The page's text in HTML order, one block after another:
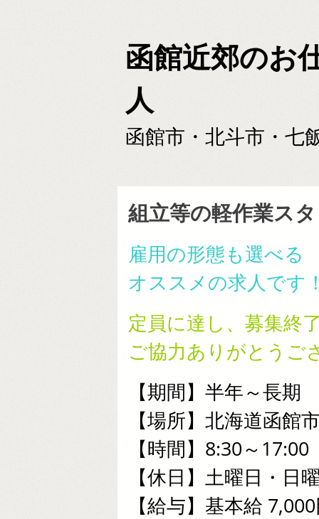
函館近郊のお
人
函館市・北斗市・七
組立等の軽作業ス
雇用の形態も選べる
オススメの求人です
定員に達し、募集終
ご協力ありがとうご
【期間】半年～長期
【場所】北海道函館
【時間】8:30～
【休日】土曜日・日
【給与】基本給